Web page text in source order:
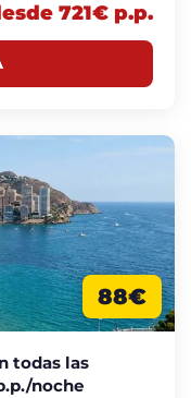
721€ p.p.
88€
todas las
noche